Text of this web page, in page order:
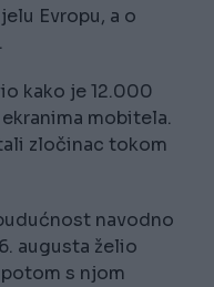
Evropu, a o
kako je 12.000
mobitela.
zločinac tokom
navodno
augusta želio
s njom